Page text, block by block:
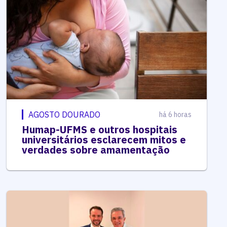
AGOSTO DOURADO há 6 horas
Humap-UFMS e outros hospitais
universitários esclarecem mitos e
verdades sobre amamentação